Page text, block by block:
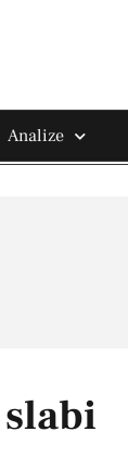
Analize